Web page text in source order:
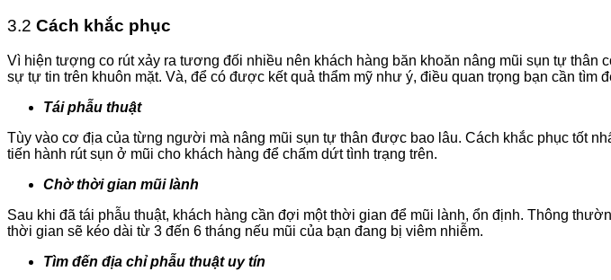
3.2 Cách khắc phục
Vì hiện tượng co rút xảy ra tương đối nhiều nên khách hàng băn khoăn nâng mũi sụn tự thân
sự tự tin trên khuôn mặt. Và, để có được kết quả thẩm mỹ như ý, điều quan trọng bạn cần tìm
Tái phẫu thuật
Tùy vào cơ địa của từng người mà nâng mũi sụn tự thân được bao lâu. Cách khắc phục tốt
tiến hành rút sụn ở mũi cho khách hàng để chấm dứt tình trạng trên.
Chờ thời gian mũi lành
Sau khi đã tái phẫu thuật, khách hàng cần đợi một thời gian để mũi lành, ổn định. Thông
thời gian sẽ kéo dài từ 3 đến 6 tháng nếu mũi của bạn đang bị viêm nhiễm.
Tìm đến địa chỉ phẫu thuật uy tín